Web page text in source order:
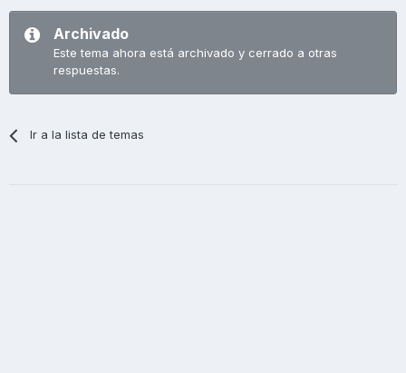
Archivado
Este tema ahora está archivado y cerrado a otras
respuestas.
Ir a la lista de temas